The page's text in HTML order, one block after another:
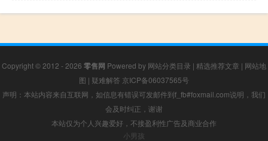
Copyright © 2012 - 2026 零售网 Powered by 网站分类目录 | 精选推荐文章 | 网站地
图 | 疑难解答 京ICP备06037565号
声明：本站内容来自互联网，如信息有错误可发邮件到f_fb#foxmail.com说明，我们
会及时纠正，谢谢
本站仅为个人兴趣爱好，不接盈利性广告及商业合作
小男孩